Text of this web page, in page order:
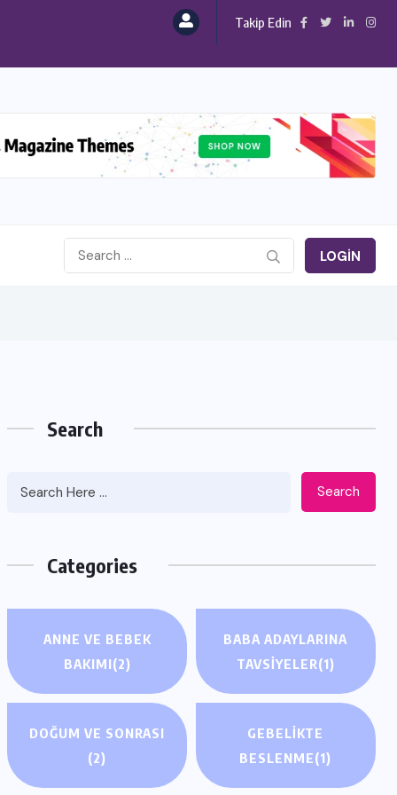
Takip Edin
LOGIN
Search
Search
Categories
ANNE VE BEBEK
BAKIMI(2)
BABA ADAYLARINA
TAVSIYELER(1)
DOĞUM VE SONRASI
(2)
GEBELIKTE
BESLENME(1)